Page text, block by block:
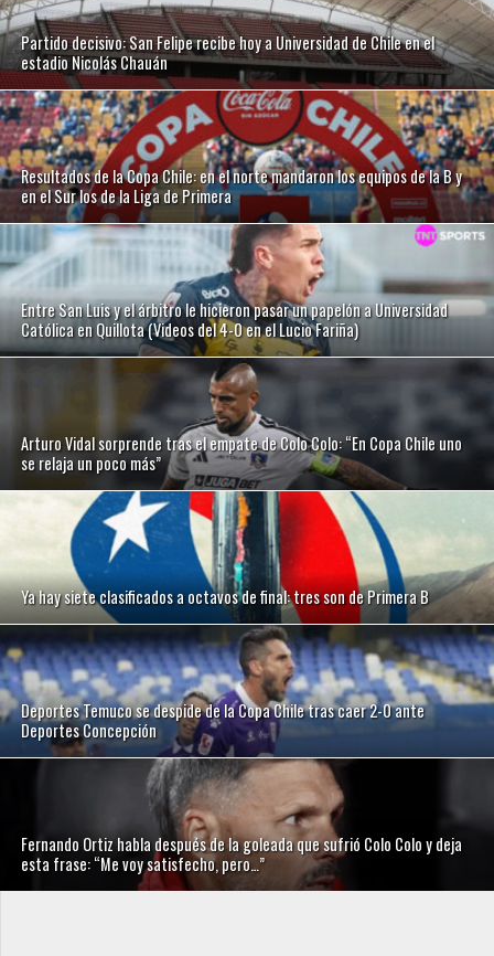
Partido decisivo: San Felipe recibe hoy a Universidad de Chile en el
estadio Nicolás Chauán
Resultados de la Copa Chile: en el norte mandaron los equipos de la B y
en el Sur los de la Liga de Primera
Entre San Luis y el árbitro le hicieron pasar un papelón a Universidad
Católica en Quillota (Videos del 4-0 en el Lucio Fariña)
Arturo Vidal sorprende tras el empate de Colo Colo: “En Copa Chile uno
se relaja un poco más”
Ya hay siete clasificados a octavos de final: tres son de Primera B
Deportes Temuco se despide de la Copa Chile tras caer 2-0 ante
Deportes Concepción
Fernando Ortiz habla después de la goleada que sufrió Colo Colo y deja
esta frase: “Me voy satisfecho, pero…”